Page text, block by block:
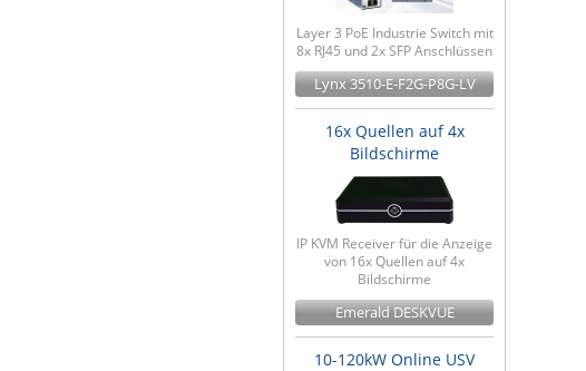
Layer 3 PoE Industrie Switch mit
8x RJ45 und 2x SFP Anschlüssen
Lynx 3510-E-F2G-P8G-LV
16x Quellen auf 4x
Bildschirme
IP KVM Receiver für die Anzeige
von 16x Quellen auf 4x
Bildschirme
Emerald DESKVUE
10-120kW Online USV